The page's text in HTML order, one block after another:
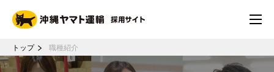
トップ 職種紹介